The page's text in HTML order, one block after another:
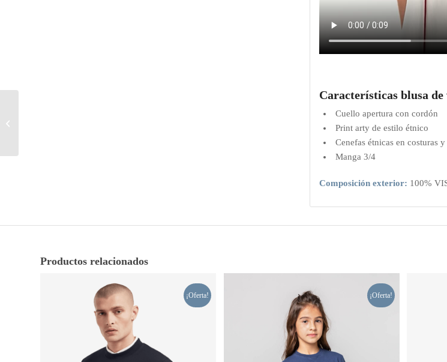
Características blusa de
Cuello apertura con cordón
Print arty de estilo étnico
Cenefas étnicas en costuras
Manga 3/4
Composición exterior: 100%
Productos relacionados
¡Oferta! ¡Oferta!